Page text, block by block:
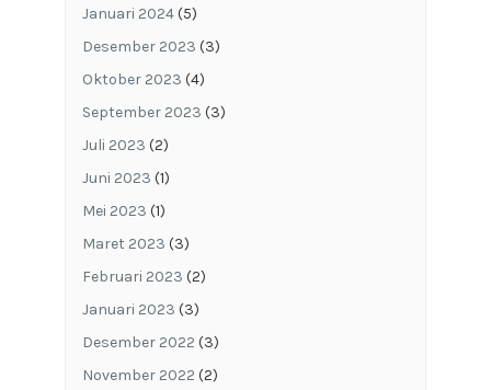
Januari 2024(5)
Desember 2023 (3)
Oktober 2023 (4)
September 2023 (3)
Juli 2023 (2)
Juni 2023 (1)
Mei 2023 (1)
Maret 2023 (3)
Februari 2023 (2)
Januari 2023 (3)
Desember 2022 (3)
November 2022 (2)